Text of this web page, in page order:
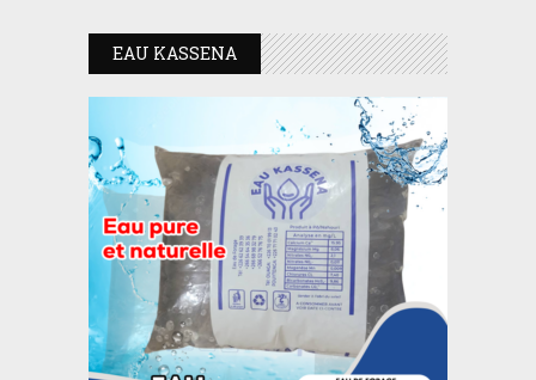
EAU KASSENA